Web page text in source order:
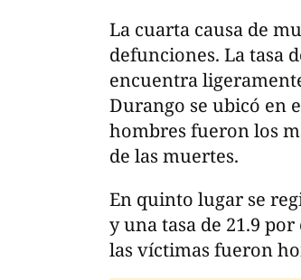
La cuarta causa de
defunciones. La tasa
encuentra
Durango se ubicó en
hombres fueron los
de las muertes.
En quinto lugar se
y una tasa de 21.9
las víctimas fueron